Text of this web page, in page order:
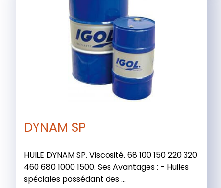
DYNAM SP
HUILE DYNAM SP. Viscosité. 68 100 150 220 320
460 680 1000 1500. Ses Avantages : - Huiles
spéciales possédant des ...